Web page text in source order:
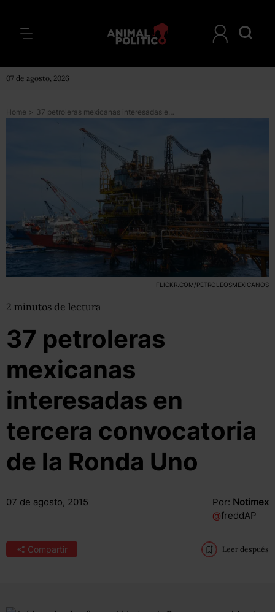
07 de agosto, 2026
Home > 37 petroleras mexicanas interesadas en tercera convocatoria de la Ronda Uno
FLICKR.COM/PETROLEOSMEXICANOS
2 minutos de lectura
37 petroleras
mexicanas
interesadas en
tercera convocatoria
de la Ronda Uno
07 de agosto, 2015 Por: Notimex
@freddAP
Compartir Leer después